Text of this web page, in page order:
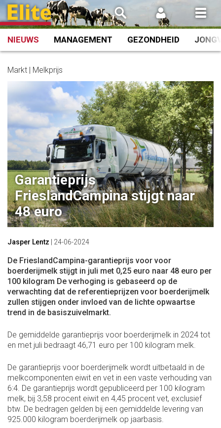
Spring
naar
inhoud
NIEUWS MANAGEMENT GEZONDHEID
Markt | Melkprijs
Garantieprijs
FrieslandCampina stijgt naar
48 euro
Jasper Lentz 24-06-2024
De FrieslandCampina-garantieprijs voor voor
boerderijmelk stijgt in juli met 0,25 euro naar 48 euro per
100 kilogram De verhoging is gebaseerd op de
verwachting dat de referentieprijzen voor boerderijmelk
zullen stijgen onder invloed van de lichte opwaartse
trend in de basiszuivelmarkt.
De gemiddelde garantieprijs voor boerderijmelk in 2024 tot
en met juli bedraagt 46,71 euro per 100 kilogram melk.
De garantieprijs voor boerderijmelk wordt uitbetaald in de
melkcomponenten eiwit en vet in een vaste verhouding van
6:4. De garantieprijs wordt gepubliceerd per 100 kilogram
melk, bij 3,58 procent eiwit en 4,45 procent vet, exclusief
btw. De bedragen gelden bij een gemiddelde levering van
925.000 kilogram boerderijmelk op jaarbasis.